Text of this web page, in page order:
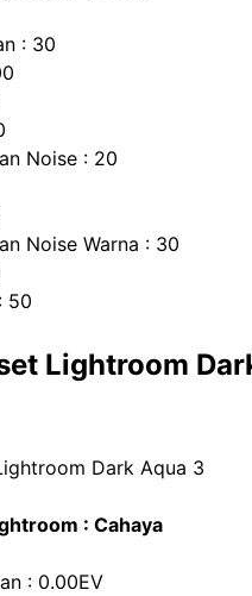
: 30
Noise : 20
Noise Warna : 30
50
Lightroom
: Cahaya
: 0.00EV